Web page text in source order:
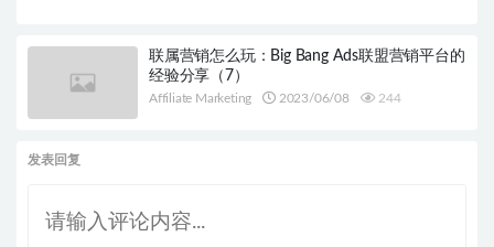
联属营销怎么玩：Big Bang Ads联盟营销平台的
经验分享（7）
Affiliate Marketing 2023/06/08 244
发表回复